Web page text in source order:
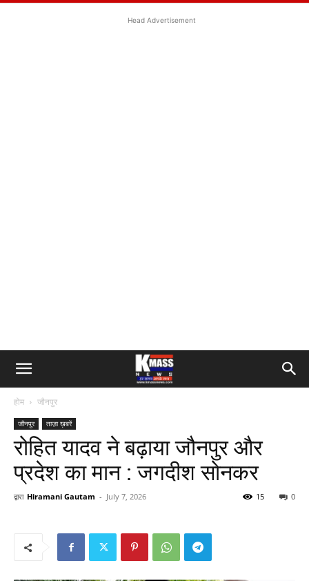
Head Advertisement
होम जौनपुर
जौनपुर ताज़ा ख़बरें
रोहित यादव ने बढ़ाया जौनपुर और
प्रदेश का मान : जगदीश सोनकर
द्वारा Hiramani Gautam - July 7, 2026 0
15